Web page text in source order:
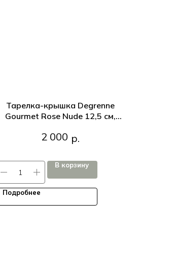
Тарелка-крышка Degrenne
Gourmet Rose Nude 12,5 см,
Rose Nude 12,5 см, Розовый матовый
2 000 р.
В корзину
Подробнее